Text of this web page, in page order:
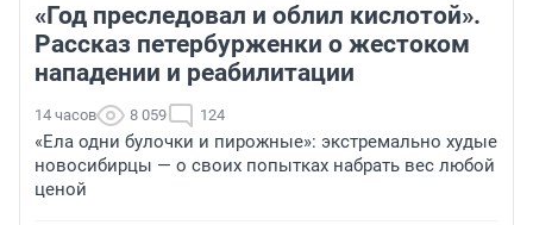
«Год преследовал и облил кислотой».
Рассказ петербурженки о жестоком
нападении и реабилитации
14 часов 8 059 124
«Ела одни булочки и пирожные»: экстремально худые
новосибирцы — о своих попытках набрать вес любой
ценой